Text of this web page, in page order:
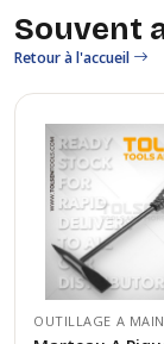
Souvent
Retour à l'accueil
OUTILLAGE A MAIN